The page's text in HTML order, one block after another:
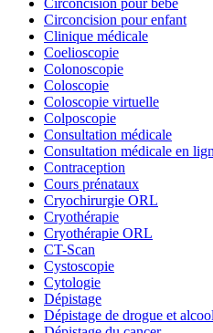
Circoncision pour bébé
Circoncision pour enfant
Clinique médicale
Coelioscopie
Colonoscopie
Coloscopie
Coloscopie virtuelle
Colposcopie
Consultation médicale
Consultation médicale en
Contraception
Cours prénataux
Cryochirurgie ORL
Cryothérapie
Cryothérapie ORL
CT-Scan
Cystoscopie
Cytologie
Dépistage
Dépistage de drogue et alcool